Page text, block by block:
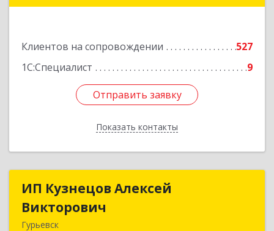
Клиентов на сопровождении
527
1С:Специалист
9
Отправить заявку
Показать контакты
Отправить заявку
Назад
ИП Кузнецов Алексей
Викторович
Гурьевск
ИП Кузнецов Алексей